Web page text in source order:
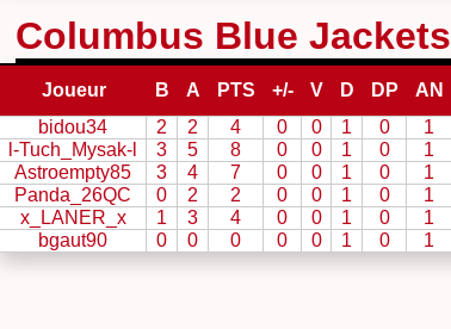
Columbus Blue Jackets
Joueur B A PTS +/- V D DP AN
bidou34
2 2 4 0 0 1 0 1
l-Tuch_Mysak-l
3 5 8 0 0 1 0 1
Astroempty85
3 4 7 0 0 1 0 1
Panda_26QC
0 2 2 0 0 1 0 1
x_LANER_x
1 3 4 0 0 1 0 1
bgaut90
0 0 0 0 0 1 0 1